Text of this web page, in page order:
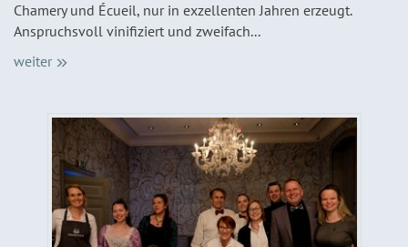
Chamery und Écueil, nur in exzellenten Jahren erzeugt.
Anspruchsvoll vinifiziert und zweifach...
weiter